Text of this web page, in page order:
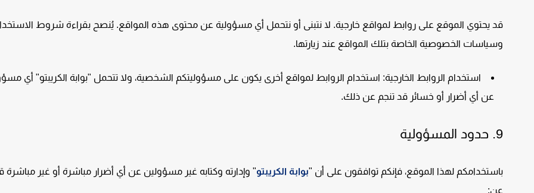
قد يحتوي الموقع على روابط لمواقع خارجية. لا نتبنى أو نتحمل أي مسؤولية عن محتوى هذه المواقع. يُنصح بقراءة شروط
وسياسات الخصوصية الخاصة بتلك المواقع عند زيارتها.
استخدام الروابط الخارجية: استخدام الروابط لمواقع أخرى يكون على مسؤوليتكم الشخصية، ولا تتحمل "بوابة الكريبتو" أي
عن أي أضرار أو خسائر قد تنجم عن ذلك.
9. حدود المسؤولية
باستخدامكم لهذا الموقع، فإنكم توافقون على أن "بوابة الكريبتو" وإدارته وكتابه غير مسؤولين عن أي أضرار مباشرة أو غير مباشرة
عن: